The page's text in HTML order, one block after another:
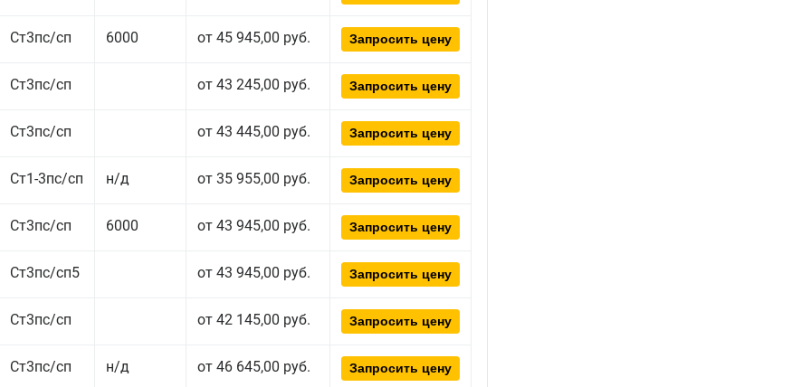
Ст3пс/сп 6000 от 45 945,00 руб. Запросить цену
Ст3пс/сп от 43 245,00 руб. Запросить цену
Ст3пс/сп от 43 445,00 руб. Запросить цену
Ст1-3пс/сп н/д от 35 955,00 руб. Запросить цену
Ст3пс/сп 6000 от 43 945,00 руб. Запросить цену
Ст3пс/сп5 от 43 945,00 руб. Запросить цену
Ст3пс/сп от 42 145,00 руб. Запросить цену
Ст3пс/сп н/д от 46 645,00 руб. Запросить цену